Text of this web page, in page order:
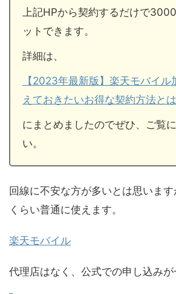
上記HPから契約するだけで
ットできます。
詳細は、
【2023年最新版】楽天モバイル
えておきたいお得な契約方法と
にまとめましたのでぜひ、ご覧
い。
回線に不安な方が多いとは思いま
くらい普通に使えます。
楽天モバイル
代理店はなく、公式での申し込みが